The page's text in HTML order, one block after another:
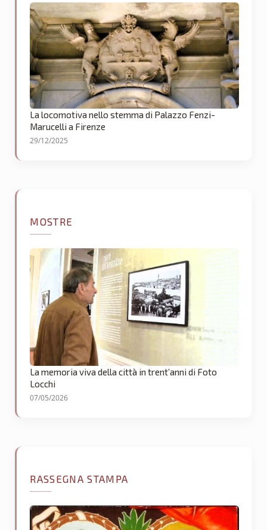
La locomotiva nello stemma di Palazzo Fenzi-
Marucelli a Firenze
29/12/2025
MOSTRE
La memoria viva della città in trent’anni di Foto
Locchi
07/05/2026
RASSEGNA STAMPA